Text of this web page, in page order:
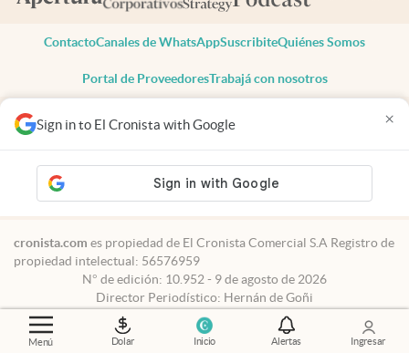
Menú Dolar Inicio Alertas Ingresar
Sign in to El Cronista with Google ×
ContactoCanales de WhatsAppSuscribiteQuiénes Somos
Portal de ProveedoresTrabajá con nosotros
Todos los derechos reservados
Privacidad
Consentimiento
Tel:+54 11 7078-3270
cronista.com es propiedad de El Cronista Comercial S.A Registro de
propiedad intelectual: 56576959
N° de edición: 10.952 - 9 de agosto de 2026
Director Periodístico: Hernán de Goñi